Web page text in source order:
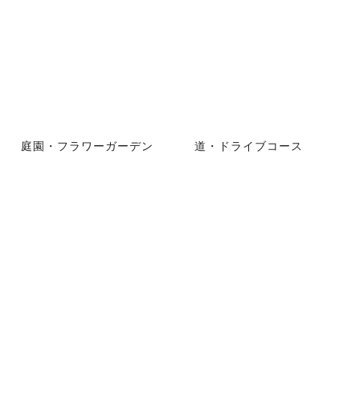
庭園・フラワーガーデン 道・ドライブコース